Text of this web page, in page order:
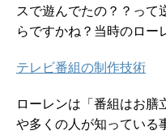
スで遊んでたの？？って
らですかね？当時のロー
テレビ番組の制作技術
ローレンは「番組はお膳
や多くの人が知っている